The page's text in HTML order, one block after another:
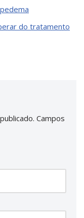
do tratamento
Campos